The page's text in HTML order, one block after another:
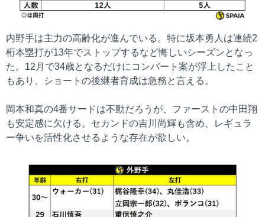
内野手は主力の高齢化が進んでいる。特に坂本勇人は連続2
桁本塁打が13年でストップするなど悔しいシーズンとなっ
た。12月で34歳となるだけにコンバート案が浮上したこと
もあり、ショートの後継者育成は急務と言える。
岡本和真の4番サードは不動だろうが、ファーストの中田翔
も安定感に欠ける。セカンドの吉川尚輝も含め、レギュラ
ー争いを活性化させるような存在が欲しい。